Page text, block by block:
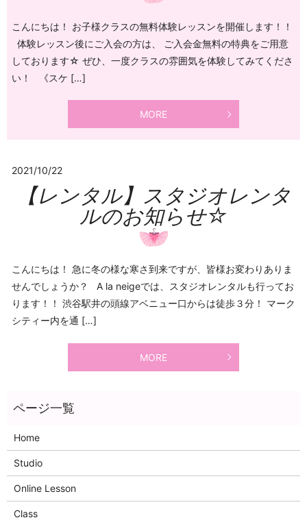
こんにちは！ お子様クラスの無料体験レッスンを開催します！！
体験レッスン後にご入会の方は、 ご入会金無料の特典をご用意
しております☆ ぜひ、一度クラスの雰囲気を体験してみてくださ
い！ 《スケ […]
MORE
2021/10/22
【レンタル】スタジオレンタ
ルのお知らせ☆
こんにちは！ 急に冬の様な寒さ到来ですが、皆様お変わりありま
せんでしょうか？ A la neigeでは、スタジオレンタルも行ってお
ります！！ 渋谷駅井の頭線アベニュー口からは徒歩３分！ マーク
シティー内を通 […]
MORE
Home
Studio
Online Lesson
Class